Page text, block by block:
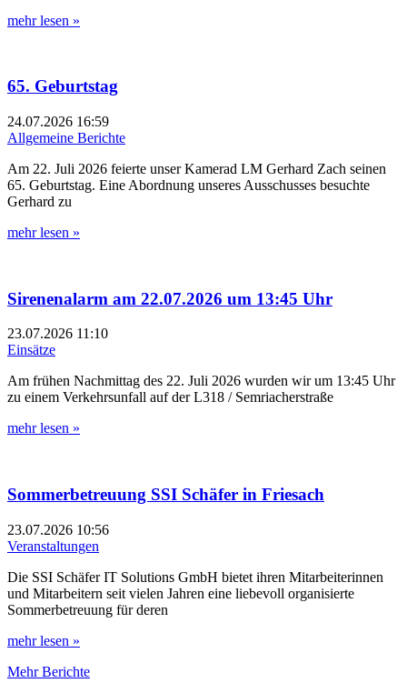
mehr lesen »
65. Geburtstag
24.07.2026 16:59
Allgemeine Berichte
Am 22. Juli 2026 feierte unser Kamerad LM Gerhard Zach seinen
65. Geburtstag. Eine Abordnung unseres Ausschusses besuchte
Gerhard zu
mehr lesen »
Sirenenalarm am 22.07.2026 um 13:45 Uhr
23.07.2026 11:10
Einsätze
Am frühen Nachmittag des 22. Juli 2026 wurden wir um 13:45 Uhr
zu einem Verkehrsunfall auf der L318 / Semriacherstraße
mehr lesen »
Sommerbetreuung SSI Schäfer in Friesach
23.07.2026 10:56
Veranstaltungen
Die SSI Schäfer IT Solutions GmbH bietet ihren Mitarbeiterinnen
und Mitarbeitern seit vielen Jahren eine liebevoll organisierte
Sommerbetreuung für deren
mehr lesen »
Mehr Berichte